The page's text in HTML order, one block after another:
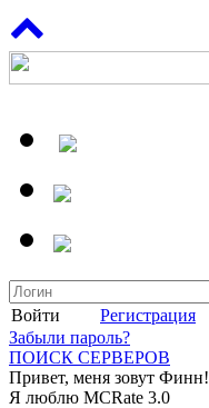
Войти
Регистрация
Забыли пароль?
ПОИСК СЕРВЕРОВ
Привет, меня зовут Финн!
Я люблю MCRate 3.0